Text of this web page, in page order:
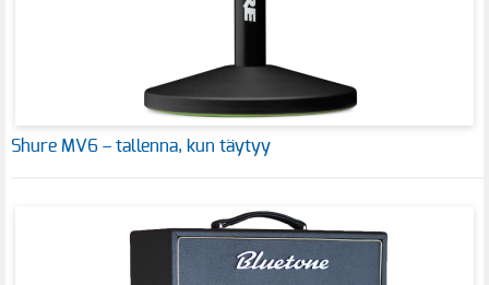
Shure MV6 – tallenna, kun täytyy